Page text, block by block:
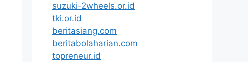
suzuki-2wheels.or.id
tki.or.id
beritasiang.com
beritabolaharian.com
topreneur.id